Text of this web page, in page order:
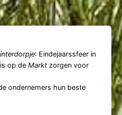
: Eindejaarssfeer in
op deMarkt zorgen voor
ondernemers hun beste